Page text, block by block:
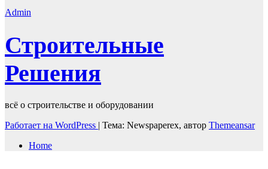
Admin
Строительные
Решения
всё о строительстве и оборудовании
Работает на WordPress | Тема: Newspaperex, автор Themeansar
Home